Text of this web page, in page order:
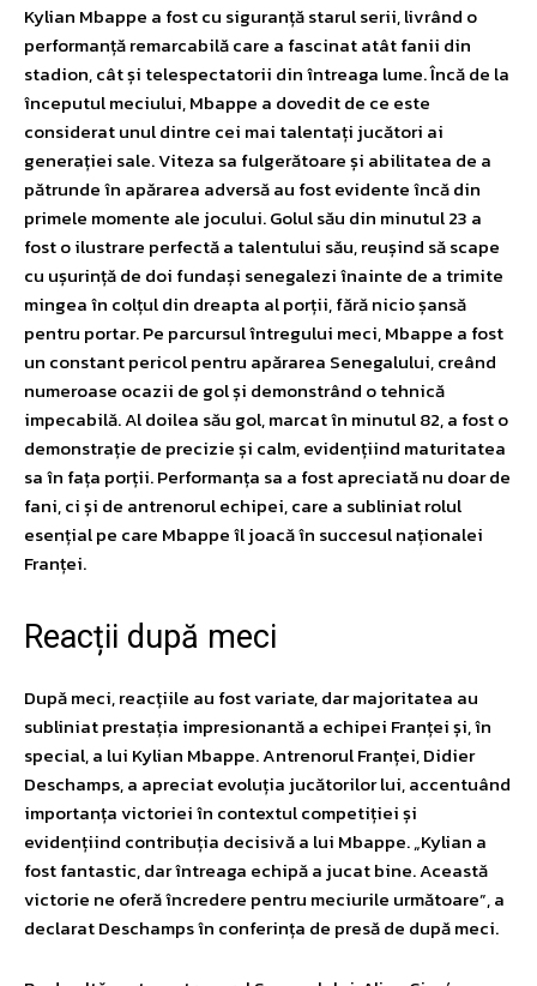
Kylian Mbappe a fost cu siguranță starul serii, livrând o
performanță remarcabilă care a fascinat atât fanii din
stadion, cât și telespectatorii din întreaga lume. Încă de la
începutul meciului, Mbappe a dovedit de ce este
considerat unul dintre cei mai talentați jucători ai
generației sale. Viteza sa fulgerătoare și abilitatea de a
pătrunde în apărarea adversă au fost evidente încă din
primele momente ale jocului. Golul său din minutul 23 a
fost o ilustrare perfectă a talentului său, reușind să scape
cu ușurință de doi fundași senegalezi înainte de a trimite
mingea în colțul din dreapta al porții, fără nicio șansă
pentru portar. Pe parcursul întregului meci, Mbappe a fost
un constant pericol pentru apărarea Senegalului, creând
numeroase ocazii de gol și demonstrând o tehnică
impecabilă. Al doilea său gol, marcat în minutul 82, a fost o
demonstrație de precizie și calm, evidențiind maturitatea
sa în fața porții. Performanța sa a fost apreciată nu doar de
fani, ci și de antrenorul echipei, care a subliniat rolul
esențial pe care Mbappe îl joacă în succesul naționalei
Franței.
Reacții după meci
După meci, reacțiile au fost variate, dar majoritatea au
subliniat prestația impresionantă a echipei Franței și, în
special, a lui Kylian Mbappe. Antrenorul Franței, Didier
Deschamps, a apreciat evoluția jucătorilor lui, accentuând
importanța victoriei în contextul competiției și
evidențiind contribuția decisivă a lui Mbappe. „Kylian a
fost fantastic, dar întreaga echipă a jucat bine. Această
victorie ne oferă încredere pentru meciurile următoare”, a
declarat Deschamps în conferința de presă de după meci.